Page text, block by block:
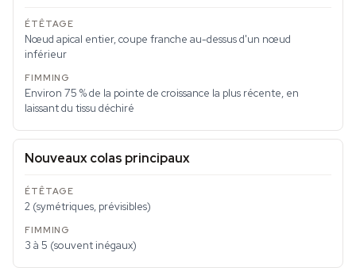
Nœud apical entier, coupe franche au-dessus d'un nœud
inférieur
Environ 75 % de la pointe de croissance la plus récente, en
laissant du tissu déchiré
Nouveaux colas principaux
2 (symétriques, prévisibles)
3 à 5 (souvent inégaux)